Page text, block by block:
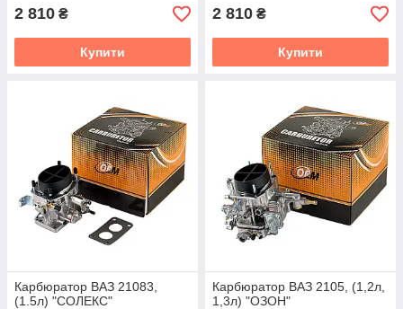
2 810 ₴
Купити
2 810 ₴
Купити
Карбюратор ВАЗ 21083,
(1.5л) "СОЛЕКС"
Карбюратор ВАЗ 2105, (1,2л,
1,3л) "ОЗОН"